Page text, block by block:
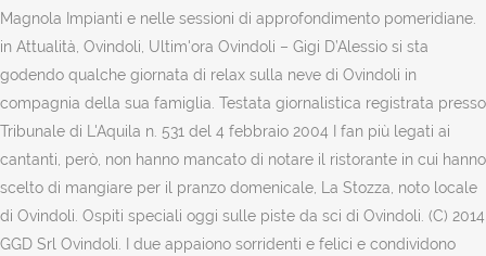
Magnola Impianti e nelle sessioni di approfondimento pomeridiane.
in Attualità, Ovindoli, Ultim'ora Ovindoli – Gigi D’Alessio si sta
godendo qualche giornata di relax sulla neve di Ovindoli in
compagnia della sua famiglia. Testata giornalistica registrata presso
Tribunale di L'Aquila n. 531 del 4 febbraio 2004 I fan più legati ai
cantanti, però, non hanno mancato di notare il ristorante in cui hanno
scelto di mangiare per il pranzo domenicale, La Stozza, noto locale
di Ovindoli. Ospiti speciali oggi sulle piste da sci di Ovindoli. (C) 2014
GGD Srl Ovindoli. I due appaiono sorridenti e felici e condividono